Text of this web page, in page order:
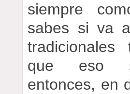
siempre
sabes si va
que eso
entonces, en